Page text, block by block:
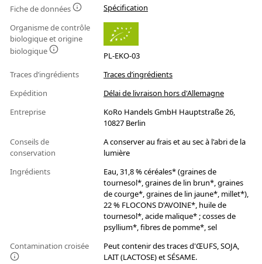
Fiche de données
Spécification
Organisme de contrôle
biologique et origine
biologique
PL-EKO-03
Traces d’ingrédients
Traces d’ingrédients
Expédition
Délai de livraison hors d'Allemagne
Entreprise
KoRo Handels GmbH Hauptstraße 26,
10827 Berlin
Conseils de
conservation
A conserver au frais et au sec à l'abri de la
lumière
Ingrédients
Eau, 31,8 % céréales* (graines de
tournesol*, graines de lin brun*, graines
de courge*, graines de lin jaune*, millet*),
22 % FLOCONS D'AVOINE*, huile de
tournesol*, acide malique* ; cosses de
psyllium*, fibres de pomme*, sel
Contamination croisée
Peut contenir des traces d'ŒUFS, SOJA,
LAIT (LACTOSE) et SÉSAME.